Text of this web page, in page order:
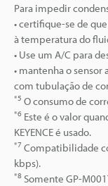
Para impedir
• certifique-se de
à temperatura do
• Use um A/C para
• mantenha o
com tubulação de
*5 O consumo de
*6 Este é o valor
KEYENCE é usado.
*7 Compatibilidade
kbps).
*8 Somente GP-